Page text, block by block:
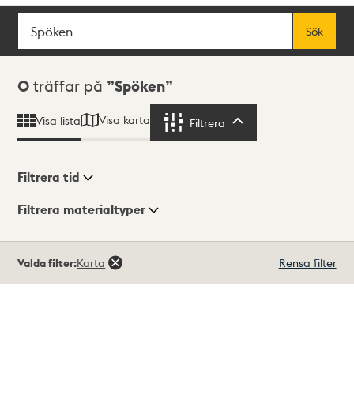
Sök
Sök
Sökresultat
0 träffar på Spöken
Visa lista Visa karta Filtrera
Visningsläge
Filtrera tid
Filtrera materialtyper
träffar
Valda filter:Karta Rensa filter